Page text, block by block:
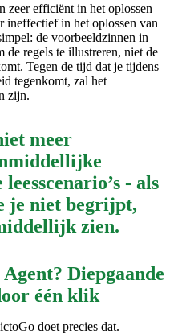
zeer efficiënt in het oplossen
ineffectief in het oplossen van
de voorbeeldzinnen in
de regels te illustreren, niet de
Tegen de tijd dat je tijdens
tegenkomt, zal het
zijn.
meer
- als
je niet begrijpt,
zien.
Diepgaande
één klik
doet precies dat.